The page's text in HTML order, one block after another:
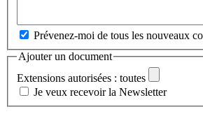
Prévenez-moi de tous les nouveaux
Ajouter un document
Extensions autorisées : toutes
Je veux recevoir la Newsletter